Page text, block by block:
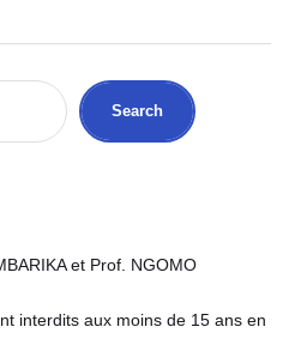
Search
et Prof. NGOMO
interdits aux moins de 15 ans en